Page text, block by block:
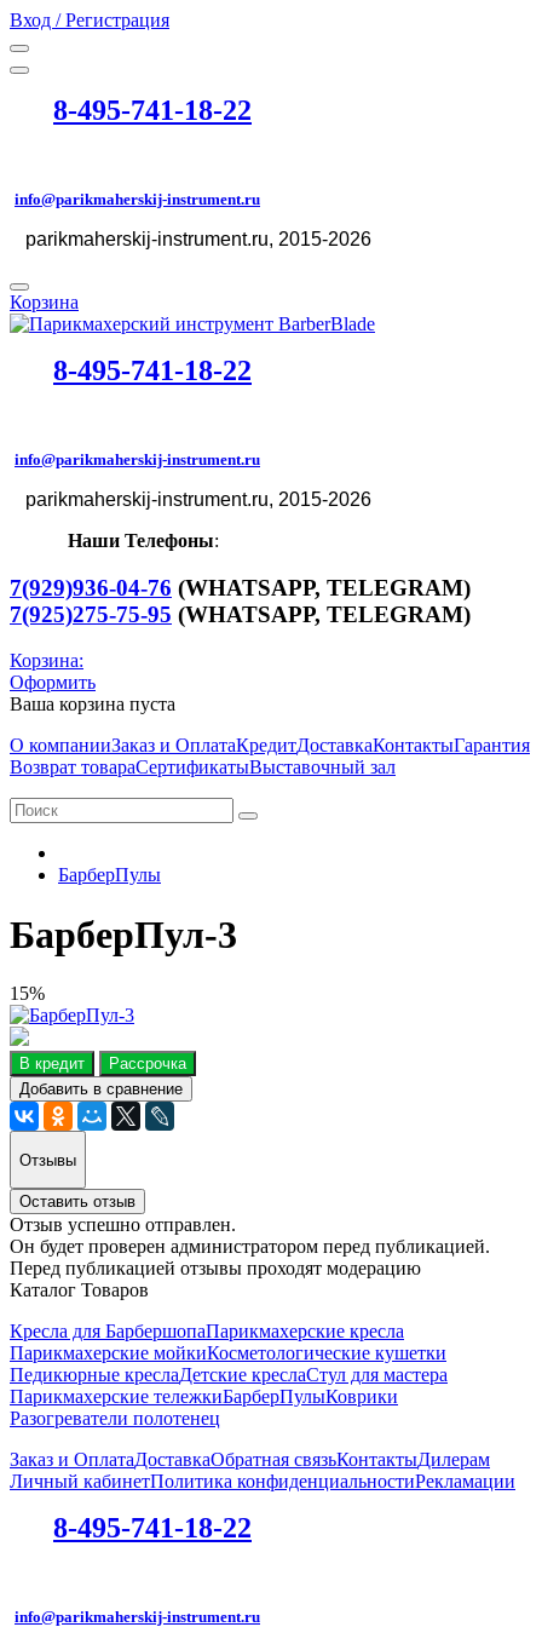
Вход / Регистрация
8-495-741-18-22
info@parikmaherskij-instrument.ru
parikmaherskij-instrument.ru, 2015-2026
Корзина
8-495-741-18-22
info@parikmaherskij-instrument.ru
parikmaherskij-instrument.ru, 2015-2026
Наши Телефоны:
7(929)936-04-76 (WHATSAPP, TELEGRAM)
7(925)275-75-95 (WHATSAPP, TELEGRAM)
Корзина:
Оформить
Ваша корзина пуста
О компанииЗаказ и ОплатаКредитДоставкаКонтактыГарантия
Возврат товараСертификатыВыставочный зал
БарберПулы
БарберПул-3
15%
В кредит
Рассрочка
Добавить в сравнение
Отзывы
Оставить отзыв
Отзыв успешно отправлен.
Он будет проверен администратором перед публикацией.
Перед публикацией отзывы проходят модерацию
Каталог Товаров
Кресла для БарбершопаПарикмахерские кресла
Парикмахерские мойкиКосметологические кушетки
Педикюрные креслаДетские креслаСтул для мастера
Парикмахерские тележкиБарберПулыКоврики
Разогреватели полотенец
Заказ и ОплатаДоставкаОбратная связьКонтактыДилерам
Личный кабинетПолитика конфиденциальностиРекламации
8-495-741-18-22
info@parikmaherskij-instrument.ru